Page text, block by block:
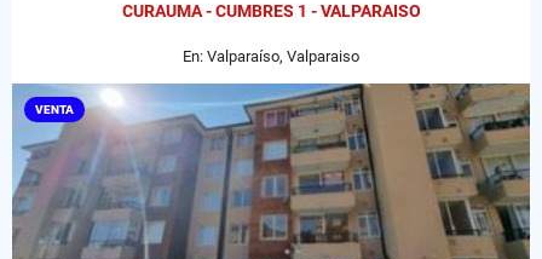
CURAUMA - CUMBRES 1 - VALPARAISO
En: Valparaíso, Valparaiso
VENTA